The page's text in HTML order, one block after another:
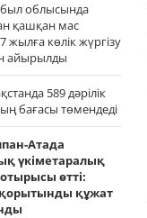
облысында
қашқан мас
жылға көлік жүргізу
айырылды
589 дәрілік
бағасы төмендеді
Атада
үкіметаралық
өтті:
қорытынды құжат